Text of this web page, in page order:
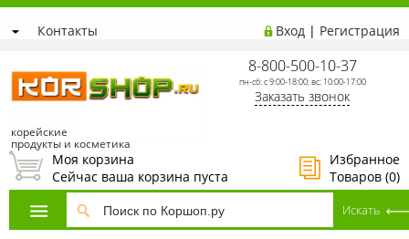
Контакты Вход | Регистрация
корейские
продукты и косметика
8-800-500-10-37
пн-сб: с 9:00-18:00; вс: 10:00-17:00
Заказать звонок
Избранное
Товаров (0)
Моя корзина
Сейчас ваша корзина пуста